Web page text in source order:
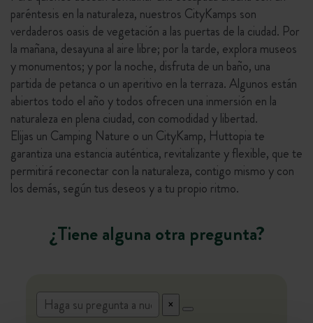
paréntesis en la naturaleza, nuestros CityKamps son
verdaderos oasis de vegetación a las puertas de la ciudad. Por
la mañana, desayuna al aire libre; por la tarde, explora museos
y monumentos; y por la noche, disfruta de un baño, una
partida de petanca o un aperitivo en la terraza. Algunos están
abiertos todo el año y todos ofrecen una inmersión en la
naturaleza en plena ciudad, con comodidad y libertad.
Elijas un Camping Nature o un CityKamp, Huttopia te
garantiza una estancia auténtica, revitalizante y flexible, que te
permitirá reconectar con la naturaleza, contigo mismo y con
los demás, según tus deseos y a tu propio ritmo.
¿Tiene alguna otra pregunta?